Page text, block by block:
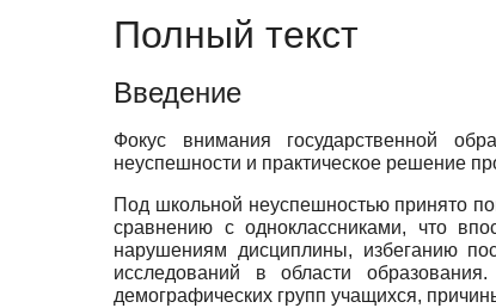
Полный текст
Введение
Фокус внимания государственной
неуспешности и практическое решение
Под школьной неуспешностью принято
сравнению с одноклассниками, что
нарушениям дисциплины, избеганию
исследований в области
демографических групп учащихся,